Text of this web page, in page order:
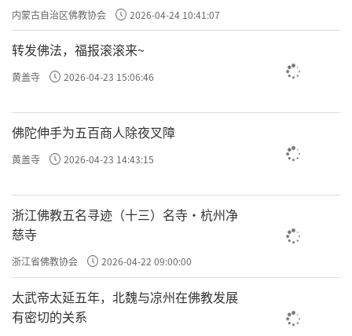
许方勇解读《了凡四训》（四一）
许方勇解读《了凡四训》（四二）
许方勇解读《了凡四训》（四四）
许方勇解读《了凡四训》（四六）
许方勇解读《了凡四训》（四七）
许方勇解读《了凡四训》（四八）
许方勇解读《了凡四训》（四九）
专题学习会
内蒙古自治区佛教协会 2026-04-24 10:41:07
转发佛法，福报滚滚来~
黄盖寺 2026-04-23 15:06:46
佛陀伸手为五百商人除夜叉障
黄盖寺 2026-04-23 14:43:15
浙江佛教五名寻迹（十三）名寺·杭州净
慈寺
浙江省佛教协会 2026-04-22 09:00:00
太武帝太延五年，北魏与凉州在佛教发展
有密切的关系